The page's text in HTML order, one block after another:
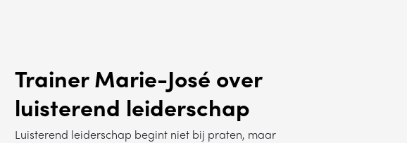
Trainer Marie-José over
luisterend leiderschap
Luisterend leiderschap begint niet bij praten, maar